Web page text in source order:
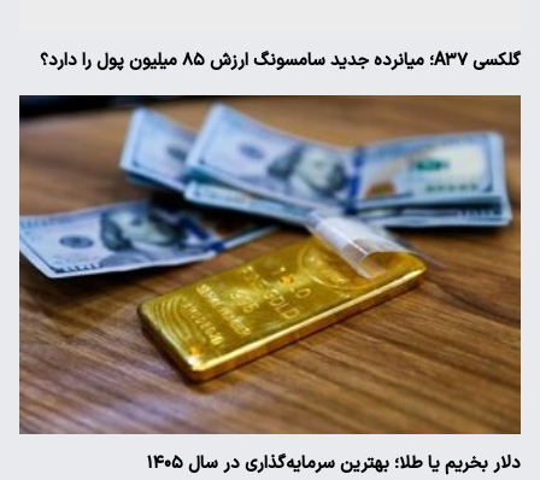
گلکسی A۳۷؛ میانرده جدید سامسونگ ارزش ۸۵ میلیون پول را دارد؟
دلار بخریم یا طلا؛ بهترین سرمایه‌گذاری در سال ۱۴۰۵